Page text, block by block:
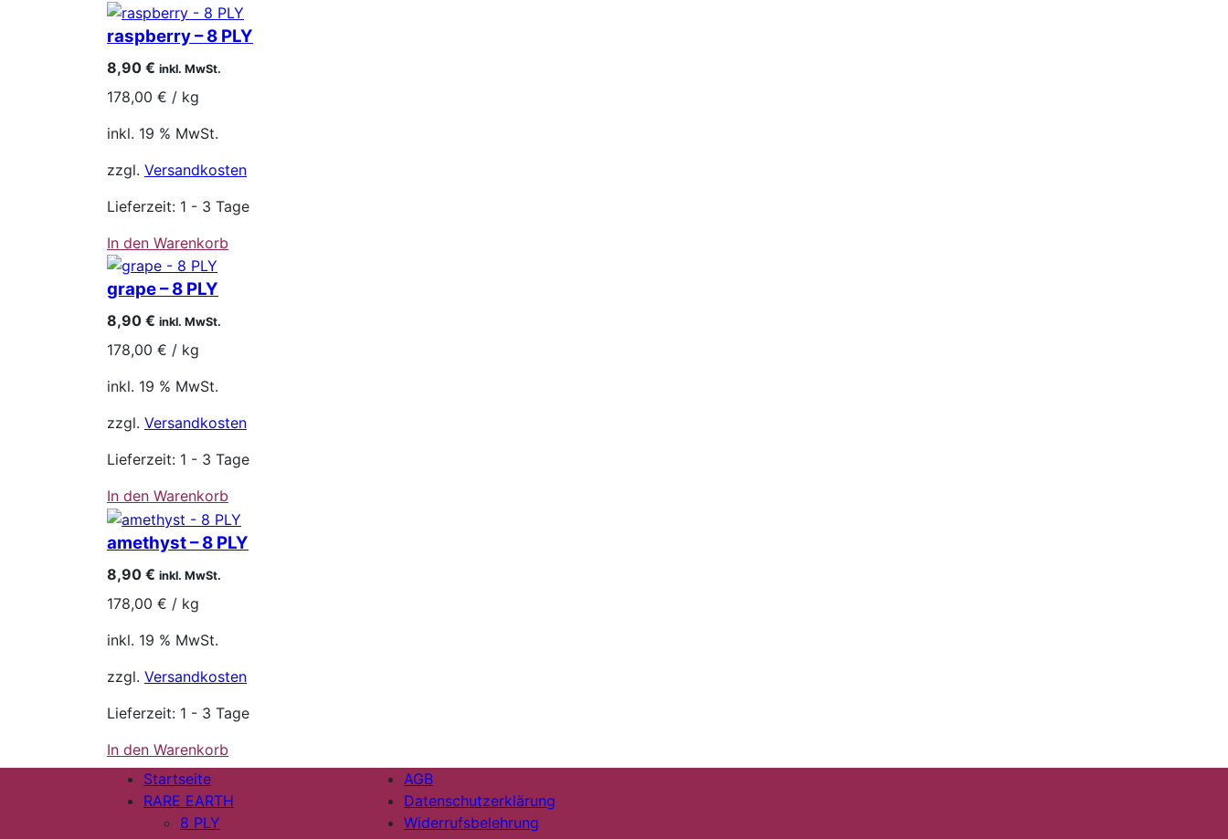
raspberry – 8 PLY
8,90 € inkl. MwSt.
178,00 € / kg
inkl. 19 % MwSt.
zzgl. Versandkosten
Lieferzeit: 1 - 3 Tage
In den Warenkorb
grape – 8 PLY
8,90 € inkl. MwSt.
178,00 € / kg
inkl. 19 % MwSt.
zzgl. Versandkosten
Lieferzeit: 1 - 3 Tage
In den Warenkorb
amethyst – 8 PLY
8,90 € inkl. MwSt.
178,00 € / kg
inkl. 19 % MwSt.
zzgl. Versandkosten
Lieferzeit: 1 - 3 Tage
In den Warenkorb
Startseite
RARE EARTH
8 PLY
AGB
Datenschutzerklärung
Widerrufsbelehrung